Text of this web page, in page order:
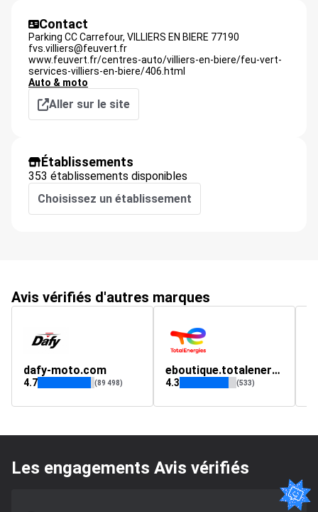
Contact
Parking CC Carrefour, VILLIERS EN BIERE 77190
fvs.villiers@feuvert.fr
www.feuvert.fr/centres-auto/villiers-en-biere/feu-vert-
services-villiers-en-biere/406.html
Auto & moto
Aller sur le site
Établissements
353 établissements disponibles
Choisissez un établissement
Avis vérifiés d'autres marques
dafy-moto.com
4.7 (89 498)
eboutique.totalenergies.fr
4.3 (533)
Les engagements Avis vérifiés